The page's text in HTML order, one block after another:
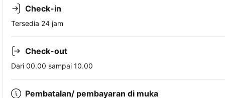
Check-in
Tersedia 24 jam
Check-out
Dari 00.00 sampai 10.00
Pembatalan/ pembayaran di muka